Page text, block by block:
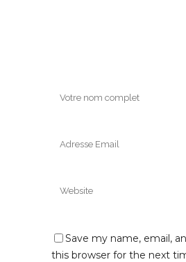
Save my name, email,
this browser for the next